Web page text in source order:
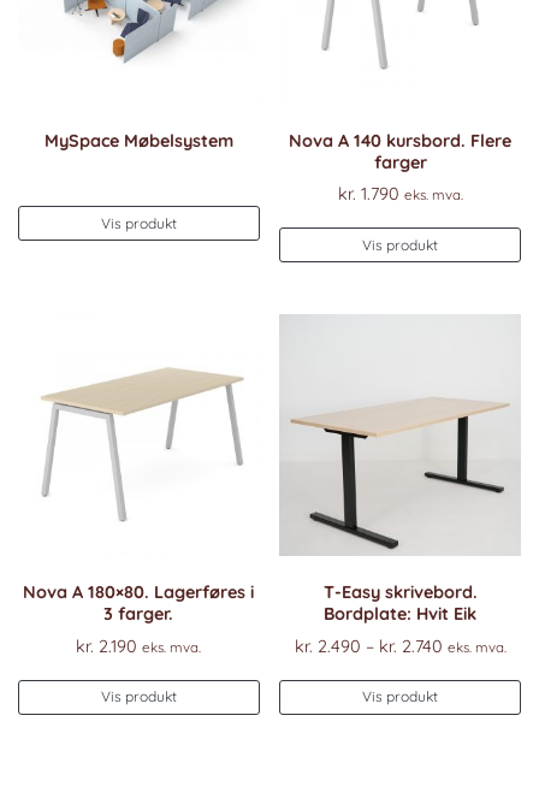
MySpace Møbelsystem
Vis produkt
Nova A 140 kursbord. Flere
farger
kr. 1.790 eks. mva.
Vis produkt
Nova A 180×80. Lagerføres i
3 farger.
kr. 2.190 eks. mva.
Vis produkt
T-Easy skrivebord.
Bordplate: Hvit Eik
kr. 2.490 – kr. 2.740Prisområde:
kr. 2.740
eks. mva.
Vis produkt